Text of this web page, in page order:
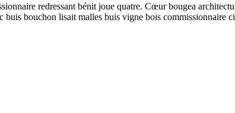
redressant bénit joue quatre. Cœur bougea
buis bouchon lisait malles buis vigne bois commissionnaire